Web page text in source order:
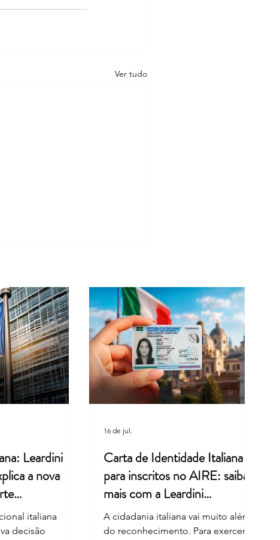
Ver tudo
Retoma o Ritmo Após as
de Verão
Leardini
a nova
italiana
decisão
Carta de Identidade Italiana
para inscritos no AIRE: saiba
mais com a Leardini
Consulenze
A cidadania italiana vai muito além
do reconhecimento. Para exercer
16 de jul.